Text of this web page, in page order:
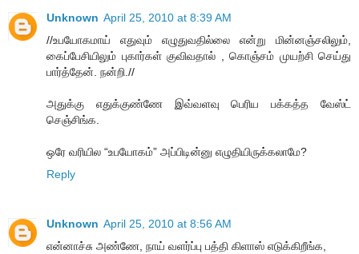
Unknown April 25, 2010 at 8:39 AM
//உபயோகமாய் எதுவும் எழுதுவதில்லை என்று மின்னஞ்சலிலும்,
கைப்பேசியிலும் புகார்கள் குவிவதால் , கொஞ்சம் முயற்சி செய்து
பார்த்தேன். நன்றி.//
அதுக்கு எதுக்குண்ணே இவ்வளவு பெரிய பக்கத்த வேஸ்ட்
செஞ்சிங்க.
ஒரே வரியில “உபயோகம்” அப்பிடின்னு எழுதியிருக்கலாமே?
Reply
Unknown April 25, 2010 at 8:56 AM
என்னாச்சு அண்ணே, நாய் வளர்ப்பு பத்தி கிளாஸ் எடுக்கிறீங்க,